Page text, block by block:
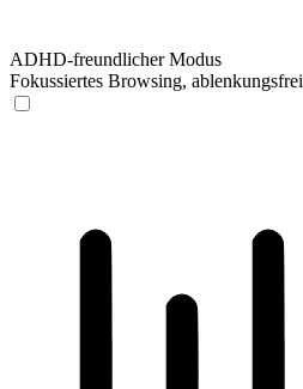
ADHD-freundlicher Modus
Fokussiertes Browsing, ablenkungsfrei